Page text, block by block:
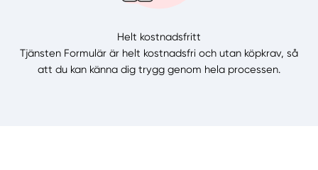
Helt kostnadsfritt
Tjänsten Formulär är helt kostnadsfri och utan köpkrav, så
att du kan känna dig trygg genom hela processen.